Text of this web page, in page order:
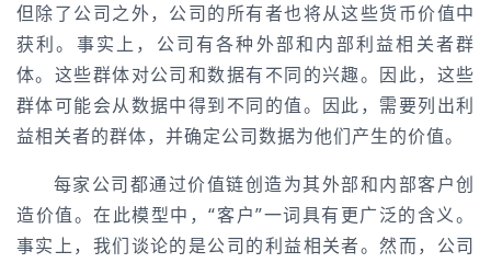
但除了公司之外，公司的所有者也将从这些货币价值中
获利。事实上，公司有各种外部和内部利益相关者群
体。这些群体对公司和数据有不同的兴趣。因此，这些
群体可能会从数据中得到不同的值。因此，需要列出利
益相关者的群体，并确定公司数据为他们产生的价值。
每家公司都通过价值链创造为其外部和内部客户创
造价值。在此模型中，“客户”一词具有更广泛的含义。
事实上，我们谈论的是公司的利益相关者。然而，公司